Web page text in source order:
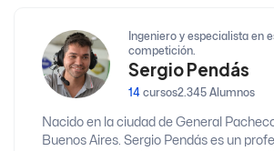
Ingeniero y especialista en
competición.
Sergio Pendás
14 cursos2.345 Alumnos
Nacido en la ciudad de General
Buenos Aires. Sergio Pendás es un